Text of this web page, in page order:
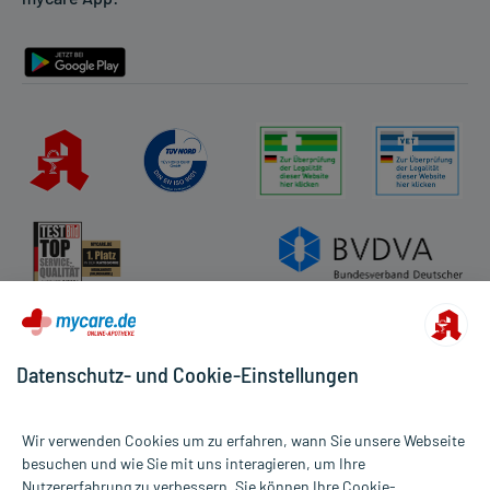
Datenschutz- und Cookie-Einstellungen
Wir verwenden Cookies um zu erfahren, wann Sie unsere Webseite
besuchen und wie Sie mit uns interagieren, um Ihre
Nutzererfahrung zu verbessern. Sie können Ihre Cookie-